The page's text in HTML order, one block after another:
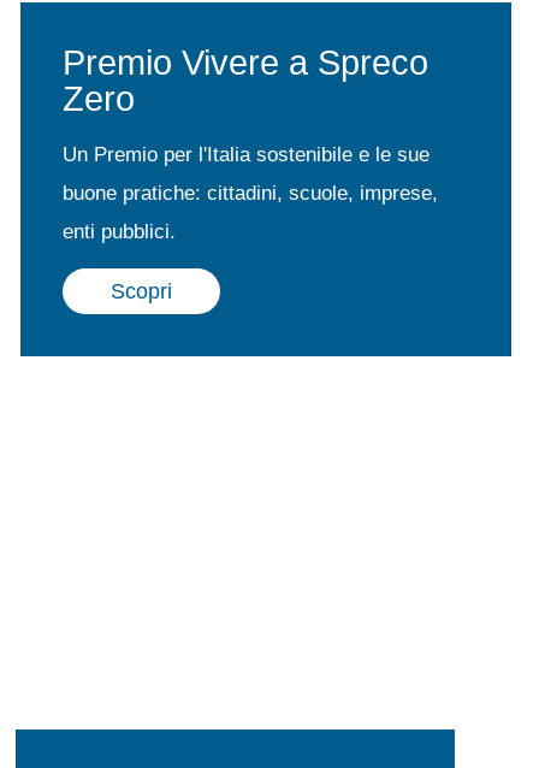
Premio Vivere a Spreco
Zero
Un Premio per l'Italia sostenibile e le sue
buone pratiche: cittadini, scuole, imprese,
enti pubblici.
Scopri